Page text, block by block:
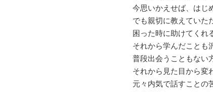
今思いかえせば、はじ
でも親切に教えていた
困った時に助けてくれ
それから学んだことも
普段出会うこともない
それから見た目から変
元々内気で話すことの